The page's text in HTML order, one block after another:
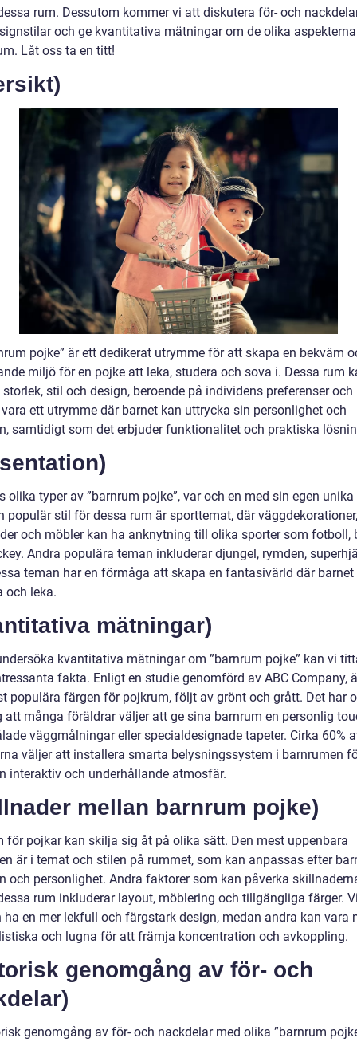
rum. Dessutom kommer vi att diskutera för- och
och ge kvantitativa mätningar om de olika
Låt oss ta en titt!
pojke” är ett dedikerat utrymme för att skapa en bekväm
miljö för en pojke att leka, studera och sova i. Dessa rum
stil och design, beroende på individens preferenser och
ett utrymme där barnet kan uttrycka sin personlighet och
samtidigt som det erbjuder funktionalitet och praktiska
olika typer av ”barnrum pojke”, var och en med sin egen
populär stil för dessa rum är sporttemat, där väggdekorationer,
och möbler kan ha anknytning till olika sporter som fotboll,
Andra populära teman inkluderar djungel, rymden,
teman har en förmåga att skapa en fantasivärld där barnet
och leka.
mätningar)
kvantitativa mätningar om ”barnrum pojke” kan vi
fakta. Enligt en studie genomförd av ABC Company,
populära färgen för pojkrum, följt av grönt och grått. Det har
att många föräldrar väljer att ge sina barnrum en personlig
väggmålningar eller specialdesignade tapeter. Cirka 60%
väljer att installera smarta belysningssystem i barnrumen
interaktiv och underhållande atmosfär.
mellan barnrum pojke)
för pojkar kan skilja sig åt på olika sätt. Den mest uppenbara
är i temat och stilen på rummet, som kan anpassas efter
och personlighet. Andra faktorer som kan påverka
rum inkluderar layout, möblering och tillgängliga färger.
ha en mer lekfull och färgstark design, medan andra kan vara
och lugna för att främja koncentration och avkoppling.
genomgång av för- och
genomgång av för- och nackdelar med olika ”barnrum